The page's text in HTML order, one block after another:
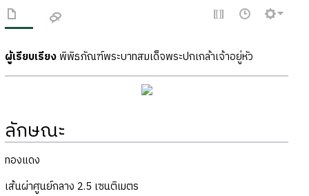
ผู้เรียบเรียงพิพิธภัณฑ์พระบาทสมเด็จพระปกเกล้าเจ้าอยู่หัว
ลักษณะ
ทองแดง
เส้นผ่าศูนย์กลาง 2.5 เซนติเมตร